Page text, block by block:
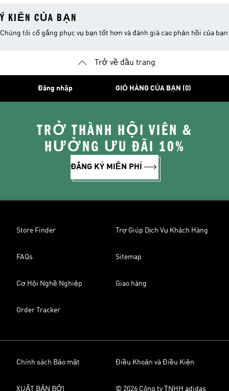
Ý KIẾN CỦA BẠN
Chúng tôi cố gắng phục vụ bạn tốt hơn và đánh giá cao phản hồi của bạn
Trở về đầu trang
Đăng nhập GIỎ HÀNG CỦA BẠN (0)
TRỞ THÀNH HỘI VIÊN &
HƯỞNG ƯU ĐÃI 10%
ĐĂNG KÝ MIỄN PHÍ
Store Finder Trợ Giúp Dịch Vụ Khách Hàng
FAQs Sitemap
Cơ Hội Nghề Nghiệp Giao hàng
Order Tracker
Chính sách Bảo mật Điều Khoản và Điều Kiện
XUẤT BẢN BỞI © 2026 Công ty TNHH adidas